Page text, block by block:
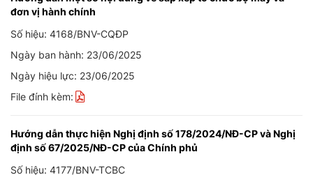
đơn vị hành chính
Số hiệu: 4168/BNV-CQĐP
Ngày ban hành: 23/06/2025
Ngày hiệu lực: 23/06/2025
File đính kèm:
Hướng dẫn thực hiện Nghị định số 178/2024/NĐ-CP và Nghị
định số 67/2025/NĐ-CP của Chính phủ
Số hiệu: 4177/BNV-TCBC